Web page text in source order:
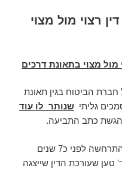
רצוי מול מצוי
מול מצוי בתאונת דרכים
חברת הביטוח בגין תאונת
גליתי שנותר לו עוד
כתב התביעה.
שאלתי את ד' כיצד יתכן שתאונה שהתרחשה לפני כ7 שנים
שעורכת הדין שייצגה